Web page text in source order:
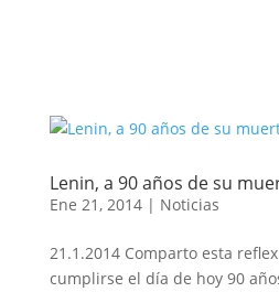
Lenin, a 90 años de su
Ene 21, 2014| Noticias
21.1.2014 Comparto esta
cumplirse el día de hoy 90